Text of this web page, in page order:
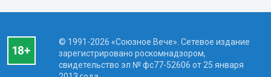
© 1991-2026 «Союзное Вече». Сетевое издание
зарегистрировано роскомнадзором,
свидетельство эл № фc77-52606 от 25 января